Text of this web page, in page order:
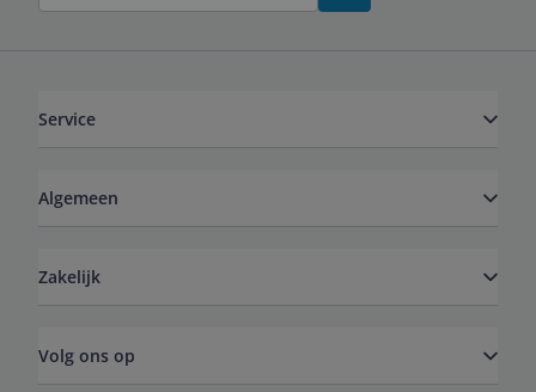
Service
Algemeen
Zakelijk
Volg ons op